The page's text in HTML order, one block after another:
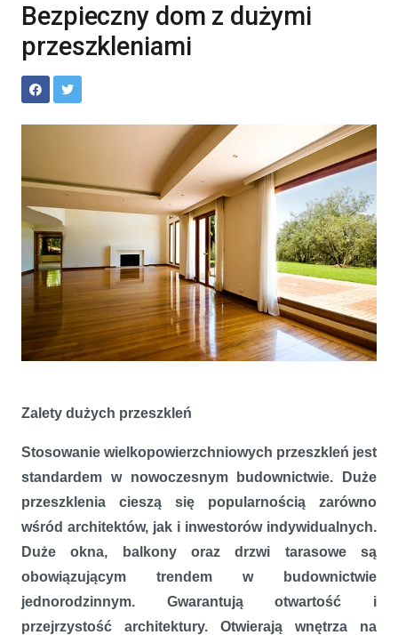
Bezpieczny dom z dużymi
przeszkleniami
Zalety dużych przeszkleń
Stosowanie wielkopowierzchniowych przeszkleń jest
standardem w nowoczesnym budownictwie. Duże
przeszklenia cieszą się popularnością zarówno
wśród architektów, jak i inwestorów indywidualnych.
Duże okna, balkony oraz drzwi tarasowe są
obowiązującym trendem w budownictwie
jednorodzinnym. Gwarantują otwartość i
przejrzystość architektury. Otwierają wnętrza na